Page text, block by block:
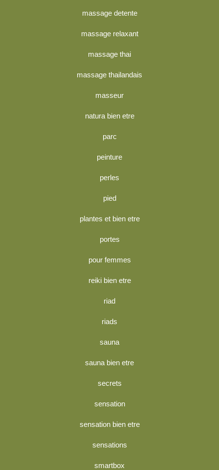
massage detente
massage relaxant
massage thai
massage thailandais
masseur
natura bien etre
parc
peinture
perles
pied
plantes et bien etre
portes
pour femmes
reiki bien etre
riad
riads
sauna
sauna bien etre
secrets
sensation
sensation bien etre
sensations
smartbox